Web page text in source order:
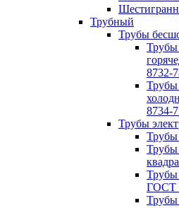
Трубный
Трубы
8732-
8734-
Трубы
Трубы
Трубы
ГОСТ
Трубы